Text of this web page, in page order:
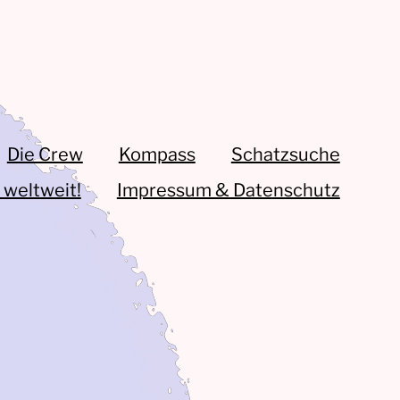
Die Crew Kompass
Schatzsuche
weltweit!
Impressum & Datenschutz